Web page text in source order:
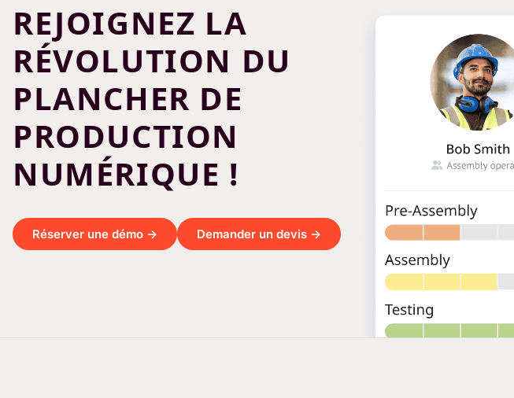
REJOIGNEZ LA
RÉVOLUTION DU
PLANCHER DE
PRODUCTION
NUMÉRIQUE !
Réserver une démo → Demander un devis →